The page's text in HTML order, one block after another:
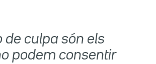
culpa són els
podem consentir